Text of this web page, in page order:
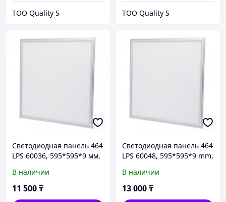
ТОО Quality S ТОО Quality S
Светодиодная панель 464
LPS 60036, 595*595*9 мм,
В наличии
11 500₸
Светодиодная панель 464
LPS 60048, 595*595*9 mm,
В наличии
13 000₸